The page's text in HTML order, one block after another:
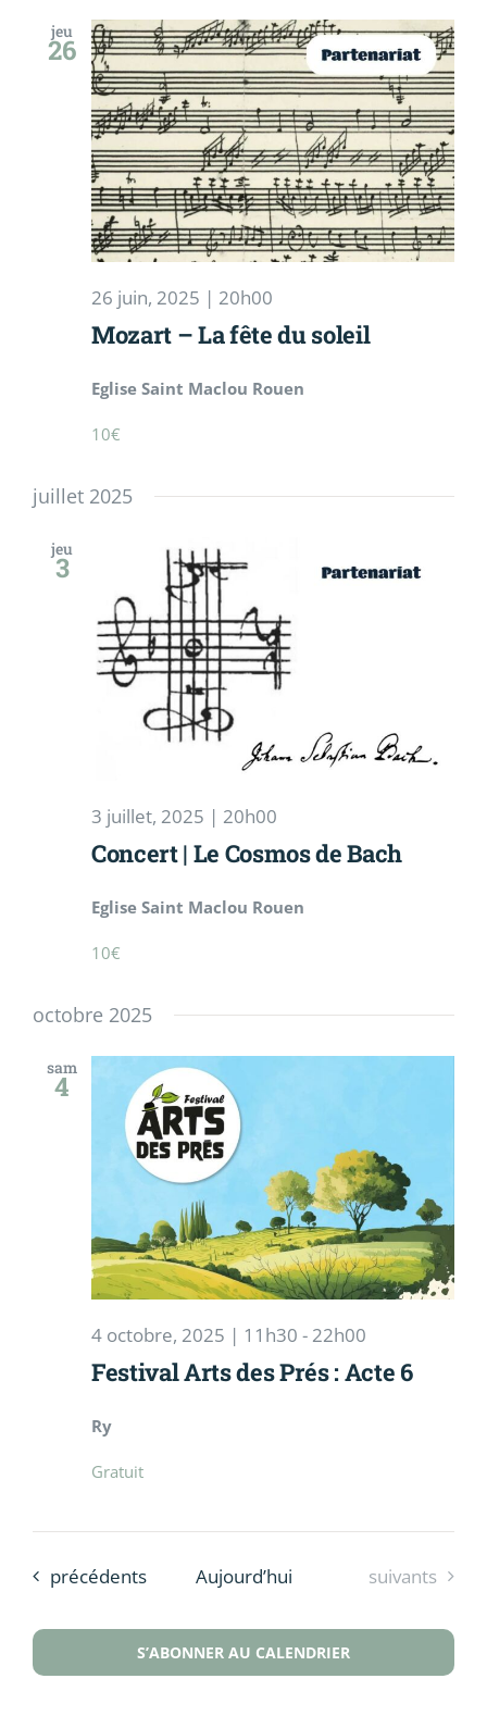
jeu
26
26 juin, 2025 | 20h00
Mozart – La fête du soleil
Eglise Saint Maclou Rouen
10€
juillet 2025
jeu
3
3 juillet, 2025 | 20h00
Concert | Le Cosmos de Bach
Eglise Saint Maclou Rouen
10€
octobre 2025
sam
4
4 octobre, 2025 | 11h30 - 22h00
Festival Arts des Prés : Acte 6
Ry
Gratuit
Évènements
précédents Aujourd’hui Évènements
suivants
S’ABONNER AU CALENDRIER